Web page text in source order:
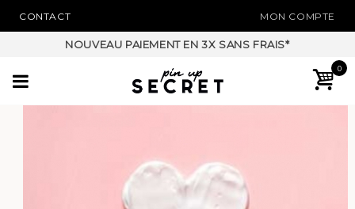
CONTACT MON COMPTE
DÉCOUVREZ NOTRE INNOVATION POUR LES CHEVEUX
0